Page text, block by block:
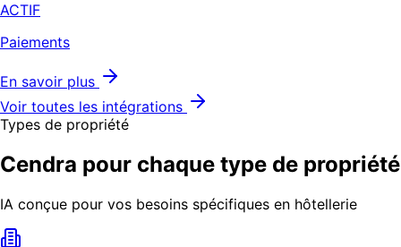
ACTIF
Paiements
En savoir plus
Voir toutes les intégrations
Types de propriété
Cendra pour chaque type de propriété
IA conçue pour vos besoins spécifiques en hôtellerie